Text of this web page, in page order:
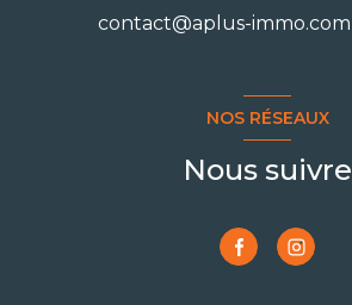
contact@aplus-immo.com
NOS RÉSEAUX
Nous suivre